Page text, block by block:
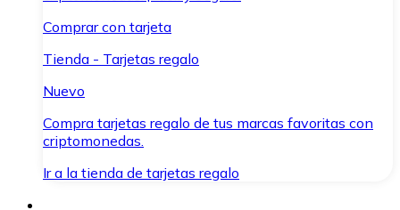
Comprar con tarjeta
Tienda - Tarjetas regalo
Nuevo
Compra tarjetas regalo de tus marcas favoritas con
criptomonedas.
Ir a la tienda de tarjetas regalo